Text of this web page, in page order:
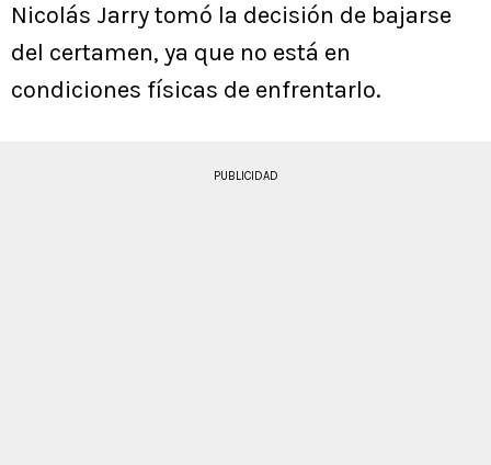
Nicolás Jarry tomó la decisión de bajarse
del certamen, ya que no está en
condiciones físicas de enfrentarlo.
PUBLICIDAD